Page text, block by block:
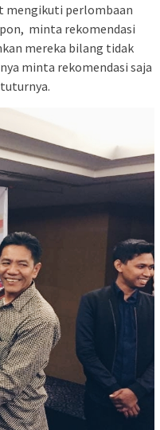
mengikuti perlombaan
minta rekomendasi
mereka bilang tidak
minta rekomendasi saja